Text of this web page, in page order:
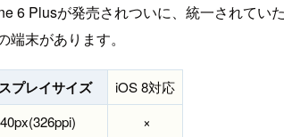
6 Plusが発売されついに、統一されてい
端末があります。
プレイサイズ
iOS 8対応
×